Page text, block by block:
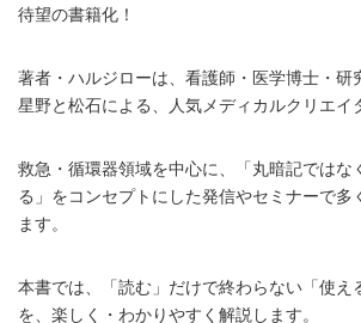
待望の書籍化！
著者・ハルジローは、看護師・医学博士・研
星野と松石による、人気メディカルクリエイ
救急・循環器領域を中心に、「丸暗記ではな
る」をコンセプトにした発信やセミナーで多
ます。
本書では、「読む」だけで終わらない「使え
を、楽しく・わかりやすく解説します。